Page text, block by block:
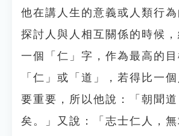
他在講人生的意義或人類行
探討人與人相互關係的時候
一個「仁」字，作為最高的
「仁」或「道」，若得比一
要重要，所以他說：「朝聞
矣。」又說：「志士仁人，